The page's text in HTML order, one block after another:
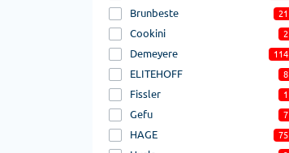
Brunbeste 21
Cookini 2
Demeyere 114
ELITEHOFF 8
Fissler 1
Gefu 7
HAGE 75